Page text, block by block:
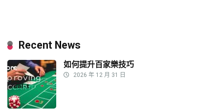
Recent News
如何提升百家樂技巧
2026 年 12 月 31 日